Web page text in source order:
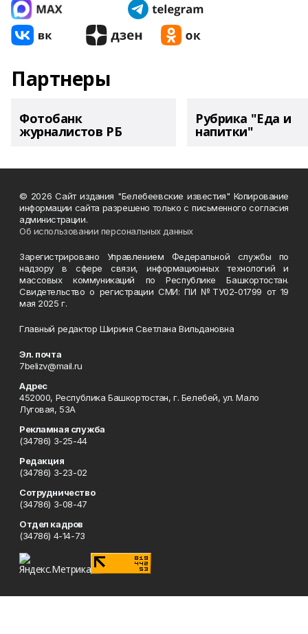
Партнеры
Фотобанк
журналистов РБ
Рубрика "Еда и
напитки"
© 2026 Сайт издания "Белебеевские известия" Копирование
информации сайта разрешено только с письменного согласия
администрации.
Об использовании персональных данных
Зарегистрировано Управлением Федеральной службы по
надзору в сфере связи, информационных технологий и
массовых коммуникаций по Республике Башкортостан.
Свидетельство о регистрации СМИ: ПИ №ТУ02-01799 от 19
мая 2025 г.
Главный редактор Шириня Светлана Вильдановна
Эл. почта
7belizv@mail.ru
Адрес
452000, Республика Башкортостан, г. Белебей, ул. Мало
Луговая, 53А
Рекламная служба
(34786) 3-25-44
Редакция
(34786) 3-23-02
Сотрудничество
(34786) 3-08-47
Отдел кадров
(34786) 4-14-73